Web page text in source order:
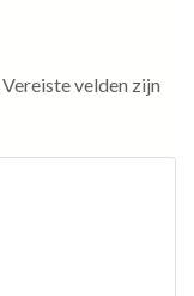
Vereiste velden zijn